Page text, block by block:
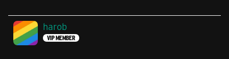
harob
VIP MEMBER